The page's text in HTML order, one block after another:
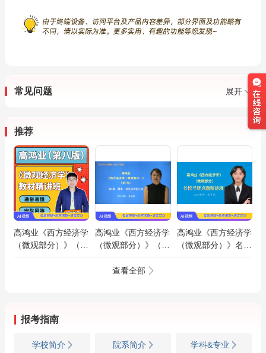
常见问题 展开
推荐
高鸿业《西方经济学
（微观部分）》（第
高鸿业《西方经济学
（微观部分）》（第
精讲＋考研真题串
高鸿业《西方经济学
（微观部分）》名校
查看全部
报考指南
学校简介 院系简介 学科&专业